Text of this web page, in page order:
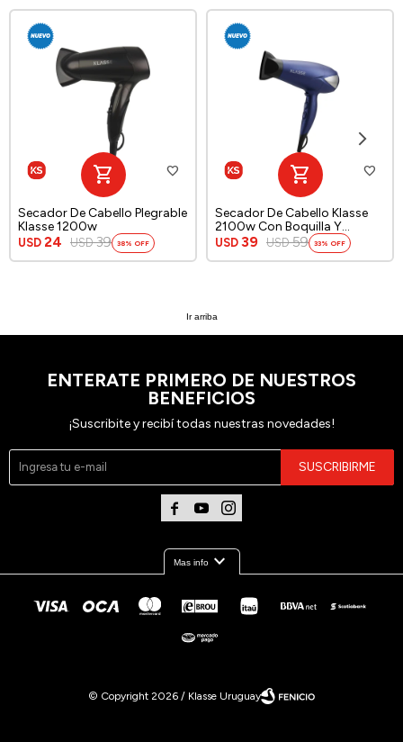
Secador De Cabello Plegrable
Klasse 1200w
USD 24 USD 39 38
Secador De Cabello Klasse
2100w Con Boquilla Y
Difusor
USD 39 USD 59 33
Ir arriba
ENTERATE PRIMERO DE NUESTROS
BENEFICIOS
¡Suscribite y recibí todas nuestras novedades!
SUSCRIBIRME
  
Mas infoexpand_more
© Copyright 2026 / Klasse Uruguay